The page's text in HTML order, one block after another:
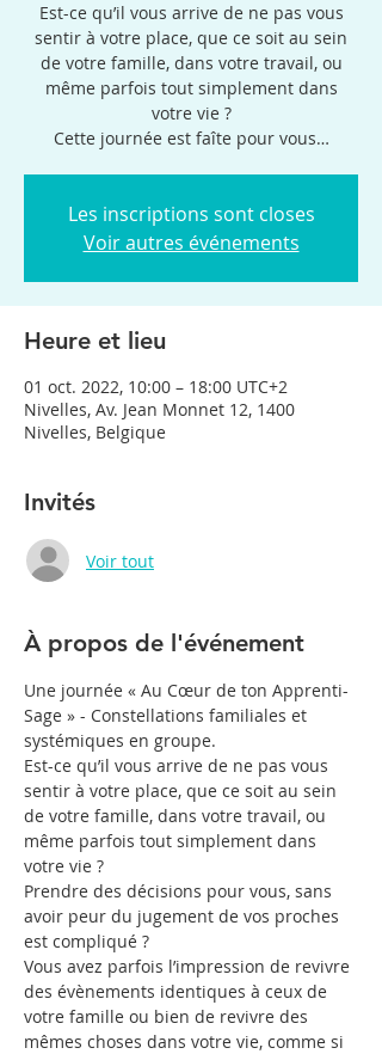
Est-ce qu’il vous arrive de ne pas vous
sentir à votre place, que ce soit au sein
de votre famille, dans votre travail, ou
même parfois tout simplement dans
votre vie ?
Cette journée est faîte pour vous…
Les inscriptions sont closes
Voir autres événements
Heure et lieu
01 oct. 2022, 10:00 – 18:00 UTC+2
Nivelles, Av. Jean Monnet 12, 1400
Nivelles, Belgique
Invités
Voir tout
À propos de l'événement
Une journée « Au Cœur de ton Apprenti-
Sage » - Constellations familiales et
systémiques en groupe.
Est-ce qu’il vous arrive de ne pas vous
sentir à votre place, que ce soit au sein
de votre famille, dans votre travail, ou
même parfois tout simplement dans
votre vie ?
Prendre des décisions pour vous, sans
avoir peur du jugement de vos proches
est compliqué ?
Vous avez parfois l’impression de revivre
des évènements identiques à ceux de
votre famille ou bien de revivre des
mêmes choses dans votre vie, comme si